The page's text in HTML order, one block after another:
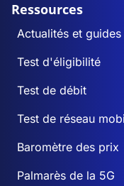
Ressources
Actualités et guides
Test d'éligibilité
Test de débit
Test de réseau
Baromètre des prix
Palmarès de la 5G